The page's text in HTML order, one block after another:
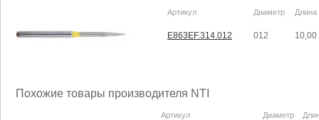
Артикул Диаметр Длина
E863EF.314.012 012 10,00
Похожие товары производителя NTI
Артикул Диаметр